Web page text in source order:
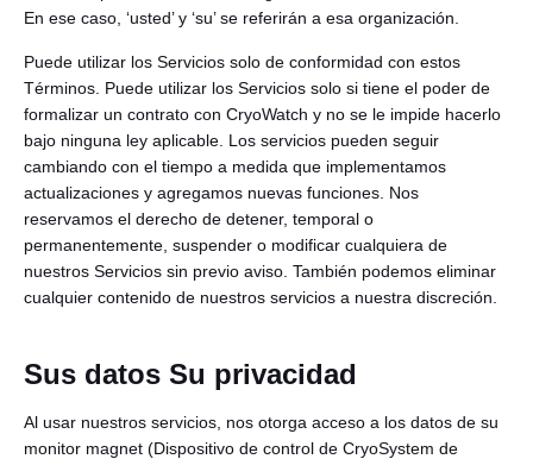
Español
En ese caso, ‘usted’ y ‘su’ se referirán a esa organización.
Puede utilizar los Servicios solo de conformidad con estos
Términos. Puede utilizar los Servicios solo si tiene el poder de
formalizar un contrato con CryoWatch y no se le impide hacerlo
bajo ninguna ley aplicable. Los servicios pueden seguir
cambiando con el tiempo a medida que implementamos
actualizaciones y agregamos nuevas funciones. Nos
reservamos el derecho de detener, temporal o
permanentemente, suspender o modificar cualquiera de
nuestros Servicios sin previo aviso. También podemos eliminar
cualquier contenido de nuestros servicios a nuestra discreción.
Sus datos Su privacidad
Al usar nuestros servicios, nos otorga acceso a los datos de su
monitor magnet (Dispositivo de control de CryoSystem de